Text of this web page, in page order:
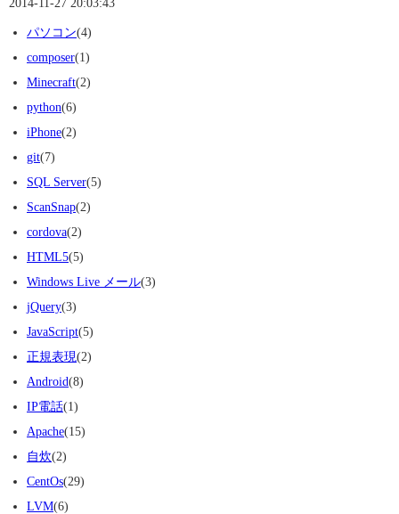
パソコン(4)
composer(1)
Minecraft(2)
python(6)
iPhone(2)
git(7)
SQL Server(5)
ScanSnap(2)
cordova(2)
HTML5(5)
Windows Live メール(3)
jQuery(3)
JavaScript(5)
正規表現(2)
Android(8)
IP電話(1)
Apache(15)
自炊(2)
CentOs(29)
LVM(6)